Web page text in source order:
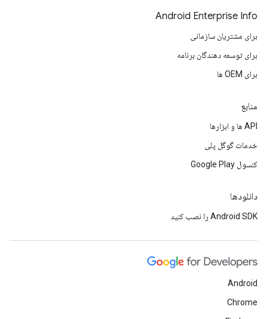
Android Enterprise Info
برای مشتریان سازمانی
برای توسعه دهندگان برنامه
برای OEM ها
منابع
API ها و ابزارها
خدمات گوگل پلی
کنسول Google Play
دانلودها
Android SDK را نصب کنید
Android
Chrome